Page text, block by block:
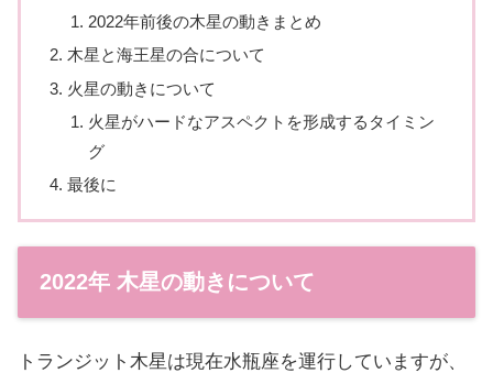
2022年前後の木星の動きまとめ
木星と海王星の合について
火星の動きについて
火星がハードなアスペクトを形成するタイミン
グ
最後に
2022年 木星の動きについて
トランジット木星は現在水瓶座を運行していますが、